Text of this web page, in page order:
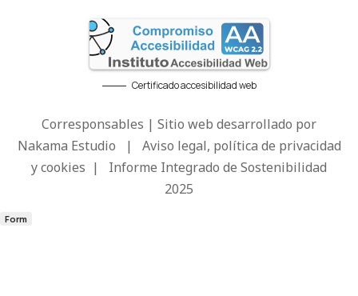
Certificado accesibilidad web
Corresponsables | Sitio web desarrollado por
Nakama Estudio | Aviso legal, política de privacidad
y cookies | Informe Integrado de Sostenibilidad
2025
Form